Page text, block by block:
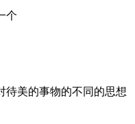
个
待美的事物的不同的思想